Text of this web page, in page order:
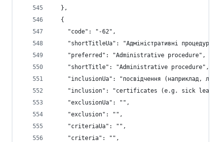
  },
  {
    "code": "-62",
    "shortTitleUa": "Адміністративні процедури",
    "preferred": "Administrative procedure",
    "shortTitle": "Administrative procedure",
"inclusionUa": "посвідчення (наприклад,
"inclusion": "certificates (e.g. sick
    "exclusionUa": "",
    "exclusion": "",
    "criteriaUa": "",
    "criteria": "",